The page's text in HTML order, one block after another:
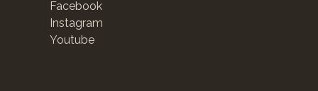
Facebook
Instagram
Youtube